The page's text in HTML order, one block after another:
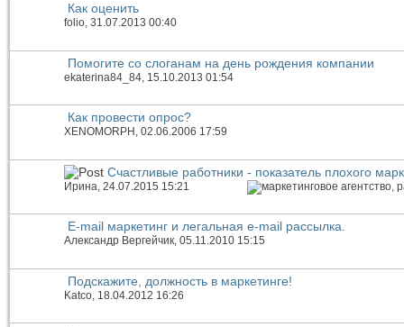
Как оценить
folio, 31.07.2013 00:40
Помогите со слоганам на день рождения компании
ekaterina84_84 , 15.10.2013 01:54
Как провести опрос?
XENOMORPH , 02.06.2006 17:59
Счастливые работники - показатель плохого
Иринa , 24.07.2015 15:21
E-mail маркетинг и легальная e-mail рассылка.
Александр Вергейчик, 05.11.2010 15:15
Подскажите, должность в маркетинге!
Katco , 18.04.2012 16:26